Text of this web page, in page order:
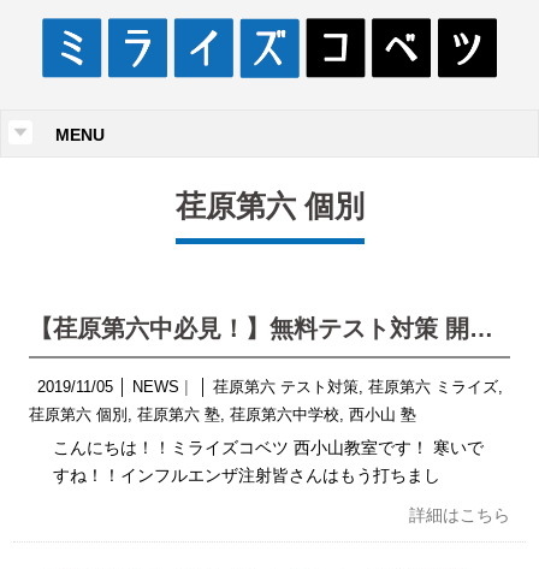
MENU
荏原第六 個別
【荏原第六中必見！】無料テスト対策 開催！！
2019/11/05│ NEWS 荏原第六 テスト対策, 荏原第六 ミライズ,
荏原第六 個別
荏原第六 塾, 荏原第六中学校 西小山 塾
こんにちは！！ミライズコベツ 西小山教室です！ 寒いで
すね！！インフルエンザ注射皆さんはもう打ちまし
詳細はこちら